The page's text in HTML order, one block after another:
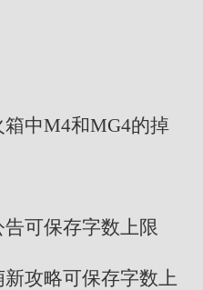
箱中M4和MG4的掉
告可保存字数上限
新攻略可保存字数上